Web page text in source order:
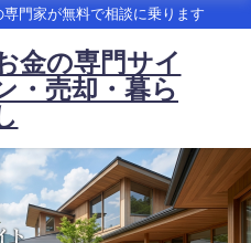
門家が無料で相談に乗ります
金の専門サイ
・売却・暮ら